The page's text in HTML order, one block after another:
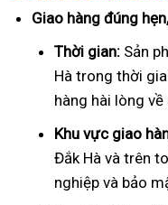
Giao hàng đúng
Thời gian: Sản
Hà trong thời
hàng hài lòng về
Khu vực giao
Đắk Hà và trên
nghiệp và bảo